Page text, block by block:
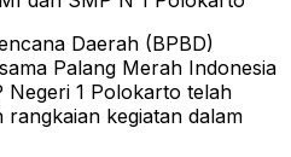
Daerah (BPBD)
Palang Merah Indonesia
1 Polokarto telah
kegiatan dalam